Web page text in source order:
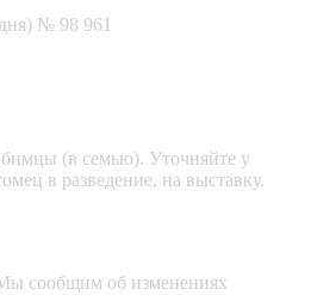
№ 98 961
(в семью). Уточняйте у
в разведение, на выставку.
сообщим об изменениях